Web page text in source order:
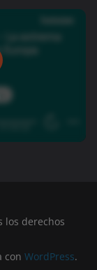
los derechos
con WordPress.